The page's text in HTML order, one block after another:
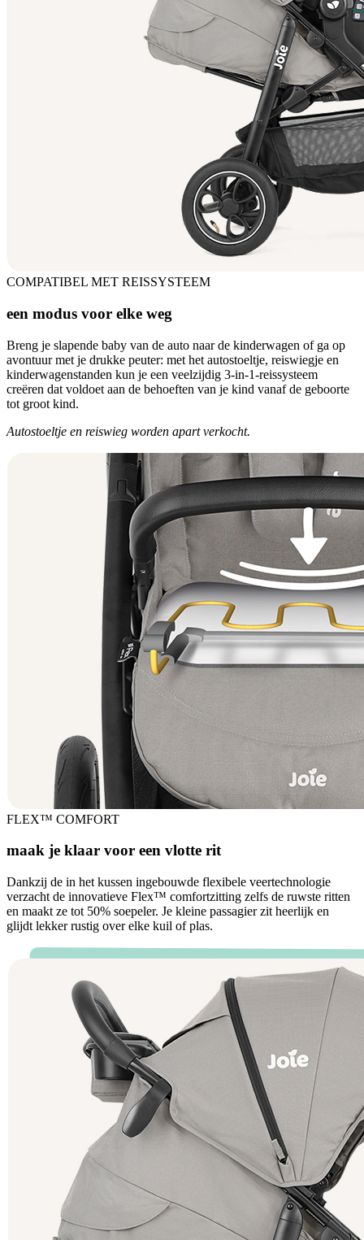
COMPATIBEL MET REISSYSTEEM
een modus voor elke weg
Breng je slapende baby van de auto naar de kinderwagen of ga op
avontuur met je drukke peuter: met het autostoeltje, reiswiegje en
kinderwagenstanden kun je een veelzijdig 3-in-1-reissysteem
creëren dat voldoet aan de behoeften van je kind vanaf de geboorte
tot groot kind.
Autostoeltje en reiswieg worden apart verkocht.
FLEX™ COMFORT
maak je klaar voor een vlotte rit
Dankzij de in het kussen ingebouwde flexibele veertechnologie
verzacht de innovatieve Flex™ comfortzitting zelfs de ruwste ritten
en maakt ze tot 50% soepeler. Je kleine passagier zit heerlijk en
glijdt lekker rustig over elke kuil of plas.